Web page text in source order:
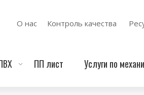
О нас Контроль качества
ПП лист Услуги по